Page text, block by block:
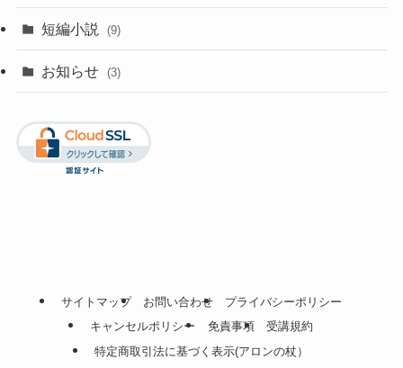
短編小説 (9)
お知らせ (3)
サイトマップ お問い合わせ
プライバシーポリシー
キャンセルポリシー
免責事項
受講規約
特定商取引法に基づく表示(アロンの杖）